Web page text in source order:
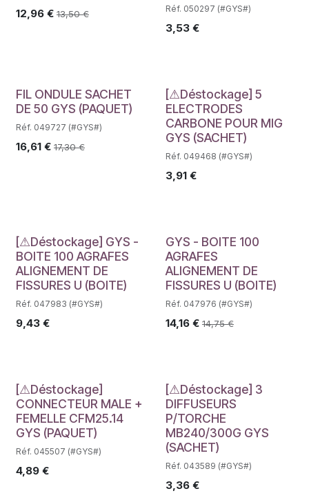
12,96 € 13,50€ Réf. 050297 (#GYS#)
3,53€
FIL ONDULE SACHET
DE 50 GYS (PAQUET)
Réf. 049727 (#GYS#)
16,61 € 17,30€
Déstockage
[⚠Déstockage] 5
ELECTRODES
CARBONE POUR MIG
GYS (SACHET)
Réf. 049468 (#GYS#)
3,91€
Déstockage
[⚠Déstockage] GYS -
BOITE 100 AGRAFES
ALIGNEMENT DE
FISSURES U (BOITE)
Réf. 047983 (#GYS#)
9,43 €
GYS - BOITE 100
AGRAFES
ALIGNEMENT DE
FISSURES U (BOITE)
Réf. 047976 (#GYS#)
14,16€ 14,75€
Déstockage
[⚠Déstockage]
CONNECTEUR MALE +
FEMELLE CFM25.14
GYS (PAQUET)
Réf. 045507 (#GYS#)
4,89 €
Déstockage
[⚠Déstockage] 3
DIFFUSEURS
P/TORCHE
MB240/300G GYS
(SACHET)
Réf. 043589 (#GYS#)
3,36€